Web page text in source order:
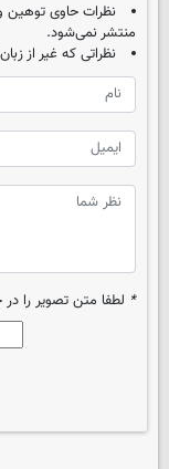
نظرات حاوی
منتشر نمی‌شود.
نظراتی که غیر از
* لطفا متن تصویر را